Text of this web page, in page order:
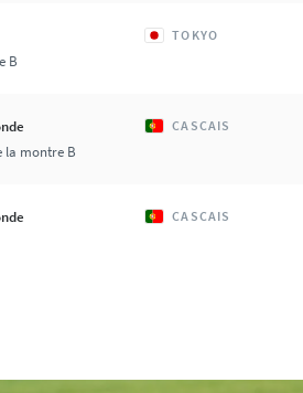
TOKYO
B
CASCAIS
la montre B
CASCAIS